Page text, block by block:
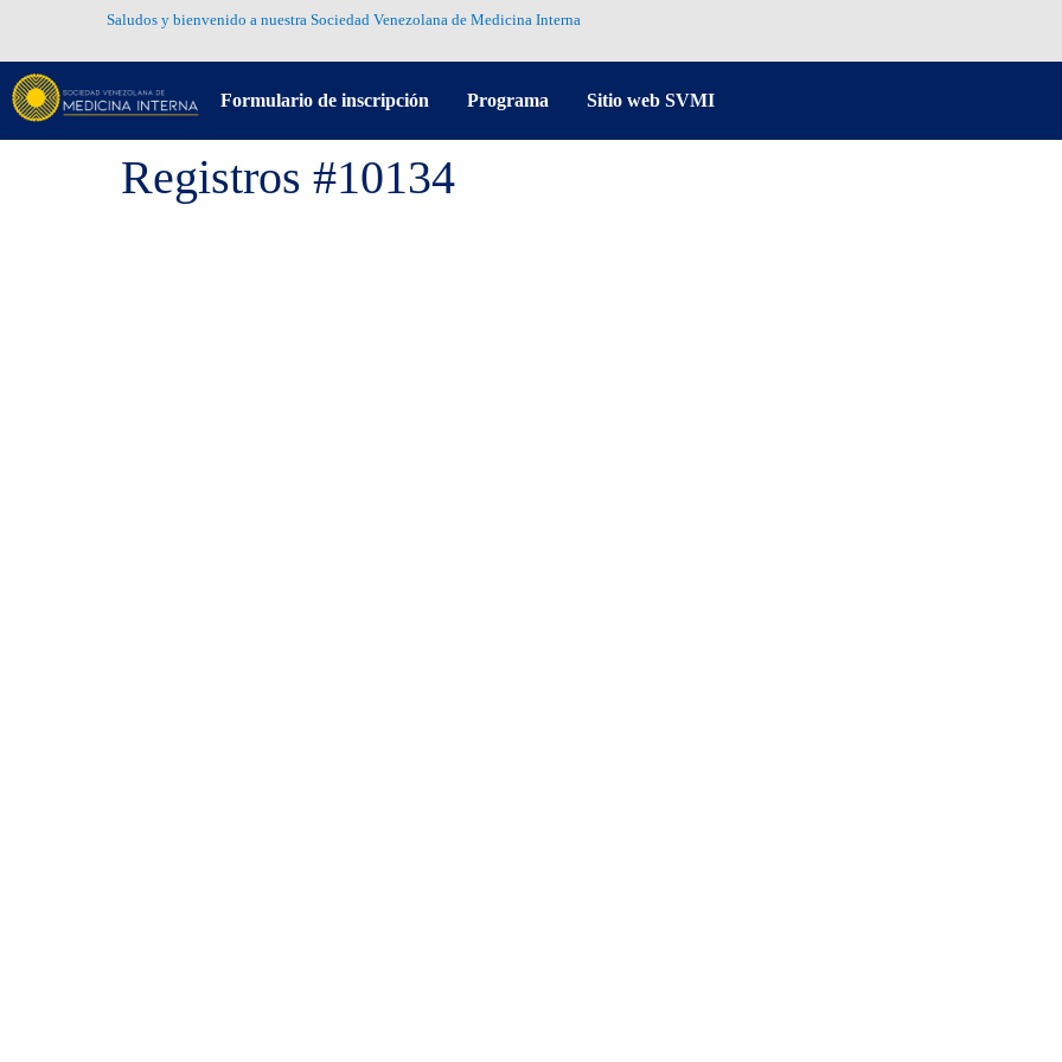
Saludos y bienvenido a nuestra Sociedad Venezolana de Medicina Interna
Formulario de inscripción Programa Sitio web SVMI
Registros #10134